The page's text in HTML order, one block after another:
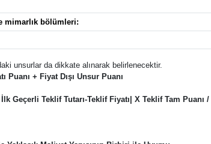
mimarlık bölümleri:
unsurlar da dikkate alınarak belirlenecektir.
Puanı + Fiyat Dışı Unsur Puanı
Geçerli Teklif Tutarı-Teklif Fiyatı| X Teklif Tam Puanı